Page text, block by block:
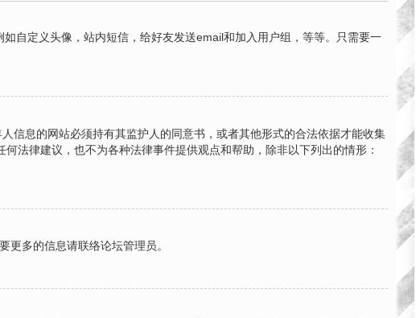
自定义头像，站内短信，给好友发送email和加入用户组，等等。只需要一
信息的网站必须持有其监护人的同意书，或者其他形式的合法依据才能收集
法律建议，也不为各种法律事件提供观点和帮助，除非以下列出的情形：
多的信息请联络论坛管理员。